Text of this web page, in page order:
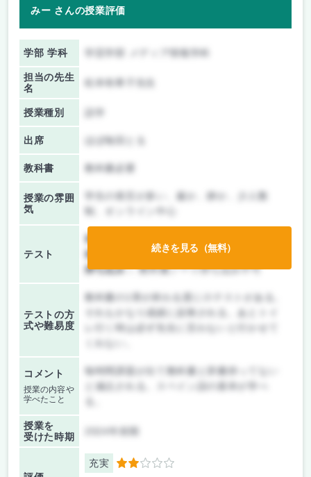
みー さんの授業評価
学部 学科 学芸学部 メディア情報学科
担当の先生
名
授業種別
出席 ほぼ毎回とる
教科書 教科書必要
授業の雰囲
気
学生の発言が多い、厳か、静か、少人数
テスト
前期/中間：
後期/期末：
授業無し
持ち込み：教科書ノート持ち込み不可
テストの方
式や難易度
教科書の1章が終わる度に小テストがある。
それもかなり成績に反映される。あとトイ
コメント
授業の内容や
学べたこと
毎時間課題が出て教科書と辞書持ってない
と減点される。スペイン語の基本が学べ
授業を
受けた時期
充実 2
続きを見る（無料）